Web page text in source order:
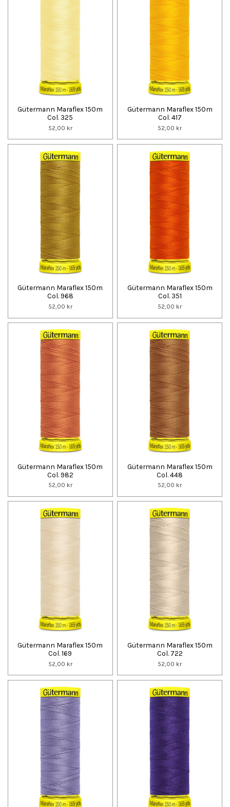
Gütermann Maraflex 150m
Col. 325
52,00 kr
Gütermann Maraflex 150m
Col. 417
52,00 kr
Gütermann Maraflex 150m
Col. 968
52,00 kr
Gütermann Maraflex 150m
Col. 351
52,00 kr
Gütermann Maraflex 150m
Col. 982
52,00 kr
Gütermann Maraflex 150m
Col. 448
52,00 kr
Gütermann Maraflex 150m
Col. 169
52,00 kr
Gütermann Maraflex 150m
Col. 722
52,00 kr